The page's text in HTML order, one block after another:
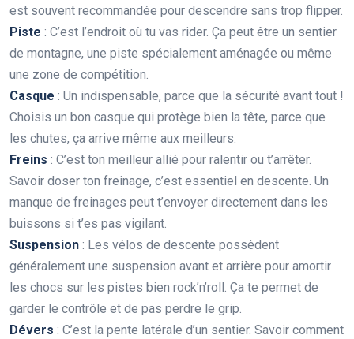
est souvent recommandée pour descendre sans trop flipper.
Piste : C’est l’endroit où tu vas rider. Ça peut être un sentier
de montagne, une piste spécialement aménagée ou même
une zone de compétition.
Casque : Un indispensable, parce que la sécurité avant tout !
Choisis un bon casque qui protège bien la tête, parce que
les chutes, ça arrive même aux meilleurs.
Freins : C’est ton meilleur allié pour ralentir ou t’arrêter.
Savoir doser ton freinage, c’est essentiel en descente. Un
manque de freinages peut t’envoyer directement dans les
buissons si t’es pas vigilant.
Suspension : Les vélos de descente possèdent
généralement une suspension avant et arrière pour amortir
les chocs sur les pistes bien rock’n’roll. Ça te permet de
garder le contrôle et de pas perdre le grip.
Dévers : C’est la pente latérale d’un sentier. Savoir comment